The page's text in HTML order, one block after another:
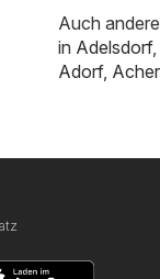
Auch
in Adelsdorf,
Adorf,